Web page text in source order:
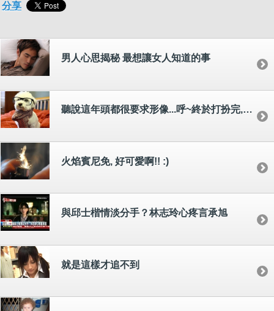
分享
男人心思揭秘 最想讓女人知道的事
聽說這年頭都很要求形像...呼~終於打扮完,可以來睡了~~
火焰賓尼免, 好可愛啊!! :)
與邱士楷情淡分手？林志玲心疼言承旭
就是這樣才追不到